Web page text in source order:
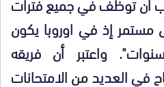
مستمر إذ في اوروبا يكون
واعتبر أن فريقه
في العديد من الامتحانات